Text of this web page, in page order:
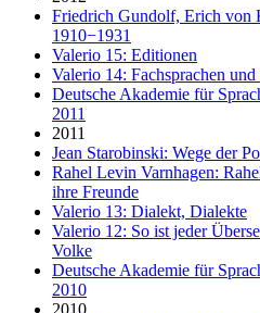
Friedrich Gundolf, Erich von
1910−1931
Valerio 15: Editionen
Valerio 14: Fachsprachen
Deutsche Akademie für
2011
2011
Jean Starobinski: Wege der
Rahel Levin Varnhagen:
ihre Freunde
Valerio 13: Dialekt, Dialekte
Valerio 12: So ist jeder
Volke
Deutsche Akademie für
2010
2010